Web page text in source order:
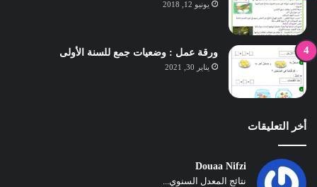
يونيو 12, 2018
ورقة عمل : وضعيات جمع للسنة الأولى
يناير 30, 2021
أخر التعليقات
Douaa Nifzi
نتائج المعدل السنوي...